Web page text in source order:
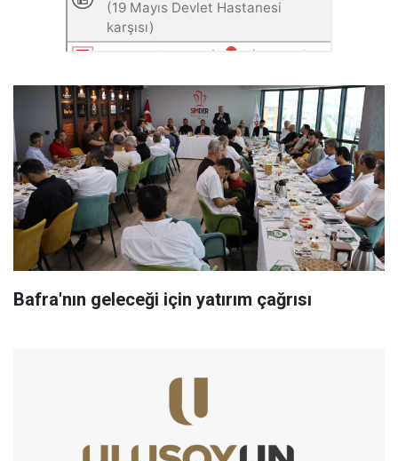
Bafra'nın geleceği için yatırım çağrısı